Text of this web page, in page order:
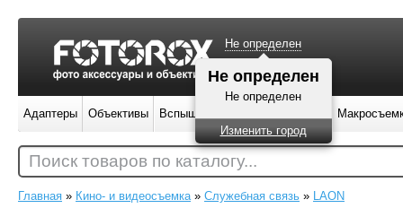
Главная » Кино- и видеосъемка» Служебная связь » LAON
Не определен
Не определен
Не определен
Изменить город
Адаптеры Объективы Вспышки
Поиск товаров по каталогу...